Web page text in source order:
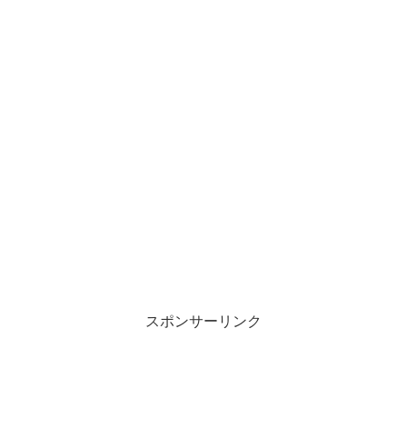
スポンサーリンク